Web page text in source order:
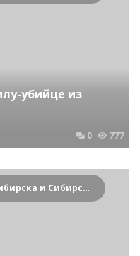
убийце из
0 777
Криминальные новости Новосибирска и Сибирского региона